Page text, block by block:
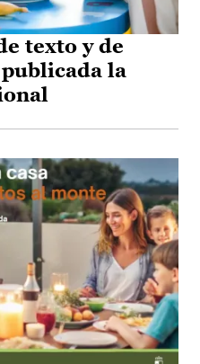
texto y de
la